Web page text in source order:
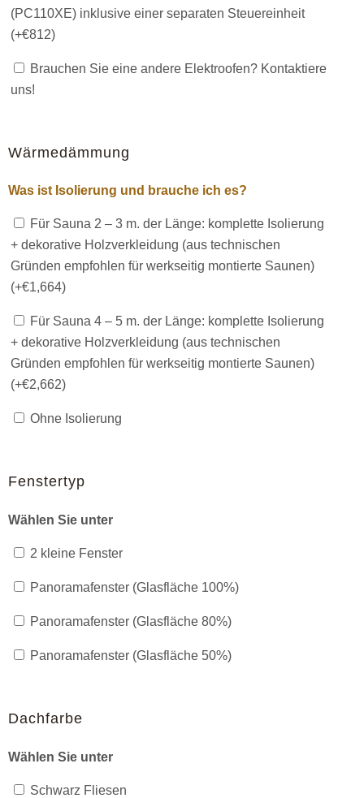
(PC110XE) inklusive einer separaten Steuereinheit
(+€812)
Brauchen Sie eine andere Elektroofen? Kontaktiere
uns!
Wärmedämmung
Was ist Isolierung und brauche ich es?
Für Sauna 2 – 3 m. der Länge: komplette Isolierung
+ dekorative Holzverkleidung (aus technischen
Gründen empfohlen für werkseitig montierte Saunen)
(+€1,664)
Für Sauna 4 – 5 m. der Länge: komplette Isolierung
+ dekorative Holzverkleidung (aus technischen
Gründen empfohlen für werkseitig montierte Saunen)
(+€2,662)
Ohne Isolierung
Fenstertyp
Wählen Sie unter
2 kleine Fenster
Panoramafenster (Glasfläche 100%)
Panoramafenster (Glasfläche 80%)
Panoramafenster (Glasfläche 50%)
Dachfarbe
Wählen Sie unter
Schwarz Fliesen